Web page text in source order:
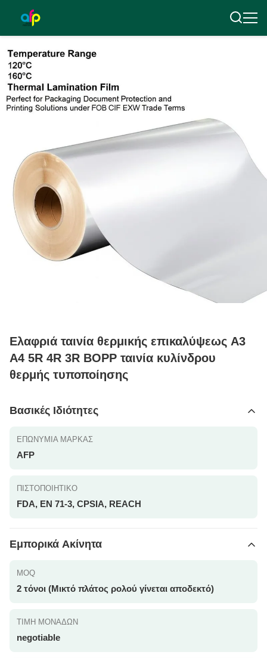
Ελαφριά ταινία θερμικής επικαλύψεως A3
A4 5R 4R 3R BOPP ταινία κυλίνδρου
θερμής τυποποίησης
Βασικές Ιδιότητες
ΕΠΩΝΥΜΊΑ ΜΆΡΚΑΣ
AFP
ΠΙΣΤΟΠΟΙΗΤΙΚΌ
FDA, EN 71-3, CPSIA, REACH
Εμπορικά Ακίνητα
MOQ
2 τόνοι (Μικτό πλάτος ρολού γίνεται αποδεκτό)
ΤΙΜΉ ΜΟΝΆΔΩΝ
negotiable